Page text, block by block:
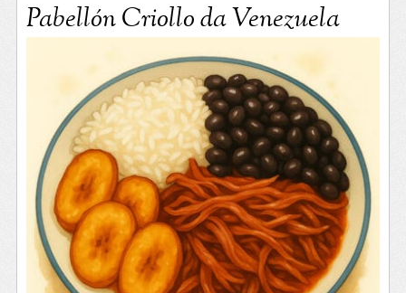
Pabellón Criollo da Venezuela